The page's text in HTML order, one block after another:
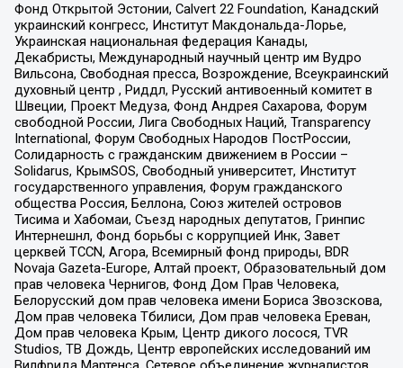
Фонд Открытой Эстонии, Calvert 22 Foundation, Канадский
украинский конгресс, Институт Макдональда-Лорье,
Украинская национальная федерация Канады,
Декабристы, Международный научный центр им Вудро
Вильсона, Свободная пресса, Возрождение, Всеукраинский
духовный центр , Риддл, Русский антивоенный комитет в
Швеции, Проект Медуза, Фонд Андрея Сахарова, Форум
свободной России, Лига Свободных Наций, Transparеncy
International, Форум Свободных Народов ПостРоссии,
Солидарность с гражданским движением в России –
Solidarus, КрымSOS, Свободный университет, Институт
государственного управления, Форум гражданского
общества Россия, Беллона, Союз жителей островов
Тисима и Хабомаи, Съезд народных депутатов, Гринпис
Интернешнл, Фонд борьбы с коррупцией Инк, Завет
церквей TCCN, Агора, Всемирный фонд природы, BDR
Novaja Gazeta-Europe, Алтай проект, Образовательный дом
прав человека Чернигов, Фонд Дом Прав Человека,
Белорусский дом прав человека имени Бориса Звозскова,
Дом прав человека Тбилиси, Дом прав человека Ереван,
Дом прав человека Крым, Центр дикого лосося, TVR
Studios, ТВ Дождь, Центр европейских исследований им